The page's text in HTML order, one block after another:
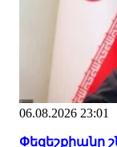
06.08.2026 23:01
Փեզեշքիանը